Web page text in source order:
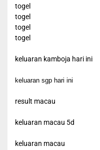
togel
togel
togel
togel
keluaran kamboja hari ini
keluaran sgp hari ini
result macau
keluaran macau 5d
keluaran macau